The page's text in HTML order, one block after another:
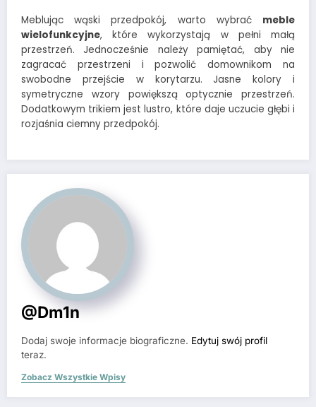
Meblując wąski przedpokój, warto wybrać meble
wielofunkcyjne, które wykorzystają w pełni małą
przestrzeń. Jednocześnie należy pamiętać, aby nie
zagracać przestrzeni i pozwolić domownikom na
swobodne przejście w korytarzu. Jasne kolory i
symetryczne wzory powiększą optycznie przestrzeń.
Dodatkowym trikiem jest lustro, które daje uczucie głębi i
rozjaśnia ciemny przedpokój.
@dm1n
Dodaj swoje informacje biograficzne. Edytuj swój profil
teraz.
Zobacz Wszystkie Wpisy